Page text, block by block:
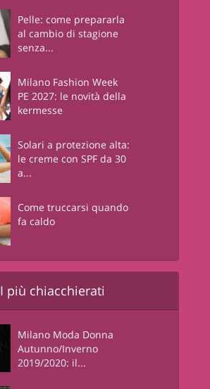
Pelle: come prepararla
al cambio di stagione
senza...
Milano Fashion Week
PE 2027: le novità della
kermesse
Solari a protezione alta:
le creme con SPF da 30
a...
Come truccarsi quando
fa caldo
I più chiacchierati
Milano Moda Donna
Autunno/Inverno
2019/2020: il...